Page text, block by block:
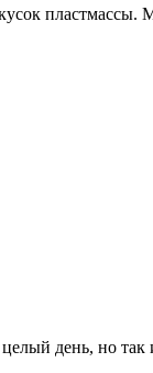
день, но так